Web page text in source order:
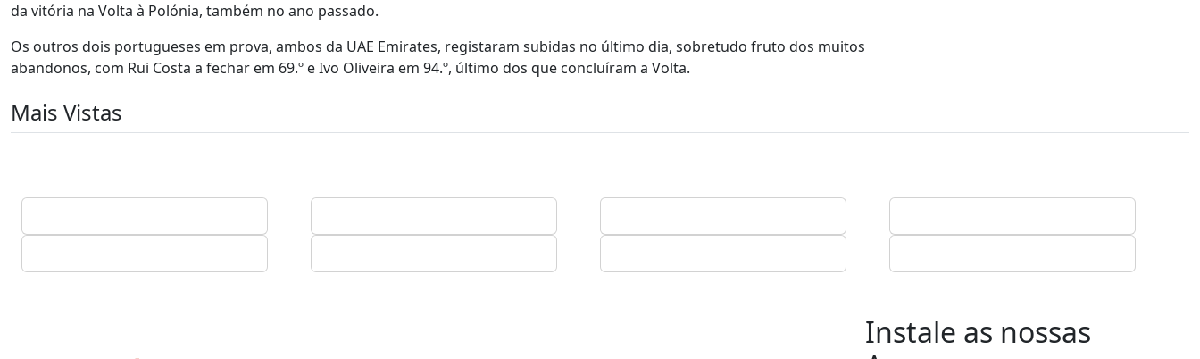
da vitória na Volta à Polónia, também no ano passado.
Os outros dois portugueses em prova, ambos da UAE Emirates, registaram subidas no último dia, sobretudo fruto dos muitos
abandonos, com Rui Costa a fechar em 69.º e Ivo Oliveira em 94.º, último dos que concluíram a Volta.
Mais Vistas
Instale as nossas